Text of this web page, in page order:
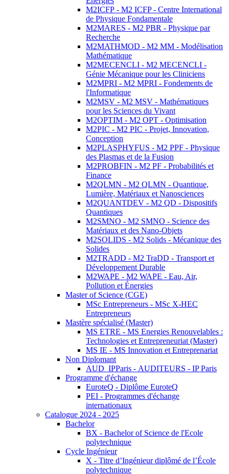
M2ICFP - M2 ICFP - Centre International
de Physique Fondamentale
M2MARES - M2 PBR - Physique par
Recherche
M2MATHMOD - M2 MM - Modélisation
Mathématique
M2MECENCLI - M2 MECENCLI -
Génie Mécanique pour les Cliniciens
M2MPRI - M2 MPRI - Fondements de
l'Informatique
M2MSV - M2 MSV - Mathématiques
pour les Sciences du Vivant
M2OPTIM - M2 OPT - Optimisation
M2PIC - M2 PIC - Projet, Innovation,
Conception
M2PLASPHYFUS - M2 PPF - Physique
des Plasmas et de la Fusion
M2PROBFIN - M2 PF - Probabilités et
Finance
M2QLMN - M2 QLMN - Quantique,
Lumière, Matériaux et Nanosciences
M2QUANTDEV - M2 QD - Dispositifs
Quantiques
M2SMNO - M2 SMNO - Science des
Matériaux et des Nano-Objets
M2SOLIDS - M2 Solids - Mécanique des
Solides
M2TRADD - M2 TraDD - Transport et
Développement Durable
M2WAPE - M2 WAPE - Eau, Air,
Pollution et Énergies
Master of Science (CGE)
MSc Entrepreneurs - MSc X-HEC
Entrepreneurs
Mastère spécialisé (Master)
MS ETRE - MS Energies Renouvelables :
Technologies et Entrepreneuriat (Master)
MS IE - MS Innovation et Entreprenariat
Non Diplomant
AUD_IPParis - AUDITEURS - IP Paris
Programme d'échange
EuroteQ - Diplôme EuroteQ
PEI - Programmes d'échange
internationaux
Catalogue 2024 - 2025
Bachelor
BX - Bachelor of Science de l'Ecole
polytechnique
Cycle Ingénieur
X - Titre d’Ingénieur diplômé de l’École
polytechnique